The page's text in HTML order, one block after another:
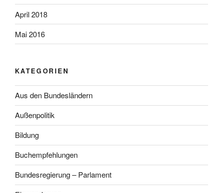
April 2018
Mai 2016
KATEGORIEN
Aus den Bundesländern
Außenpolitik
Bildung
Buchempfehlungen
Bundesregierung – Parlament